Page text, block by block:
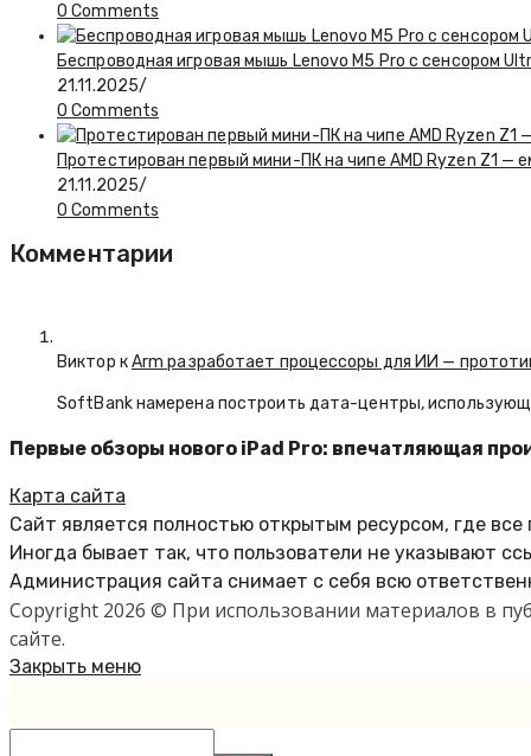
0 Comments
Беспроводная игровая мышь Lenovo M5 Pro с сенсором
21.11.2025/
0 Comments
Протестирован первый мини-ПК на чипе AMD Ryzen Z1 —
21.11.2025/
0 Comments
Комментарии
Виктор кArm разработает процессоры для ИИ —
SoftBank намерена построить дата-центры,
Первые обзоры нового iPad Pro: впечатляющая
Карта сайта
Сайт является полностью открытым ресурсом, где
Иногда бывает так, что пользователи не указывают
Администрация сайта снимает с себя всю
Copyright 2026 © При использовании материалов в
сайте.
Закрыть меню